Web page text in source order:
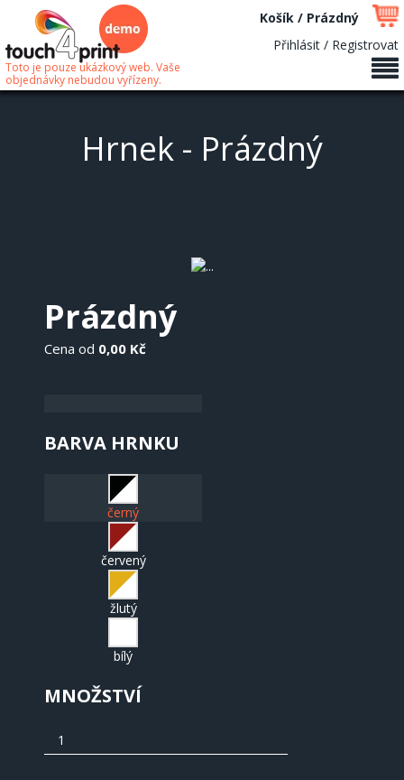
Toto je pouze ukázkový web. Vaše
objednávky nebudou vyřízeny.
Košík / Prázdný
Přihlásit / Registrovat
Hrnek - Prázdný
Prázdný
Cena od 0,00 Kč
BARVA HRNKU
černý
červený
žlutý
bílý
MNOŽSTVÍ